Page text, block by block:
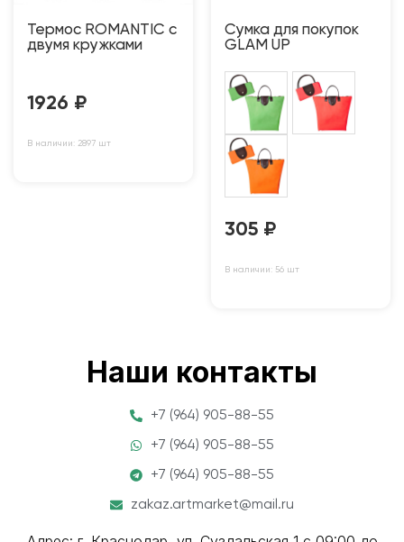
Термос ROMANTIC с
двумя кружками
1926 ₽
В наличии: 2897 шт
Сумка для покупок
GLAM UP
305 ₽
В наличии: 56 шт
Наши контакты
+7 (964) 905-88-55
+7 (964) 905-88-55
+7 (964) 905-88-55
zakaz.artmarket@mail.ru